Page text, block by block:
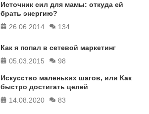
Источник сил для мамы: откуда ей
брать энергию?
26.06.2014
134
Как я попал в сетевой маркетинг
05.03.2015
98
Искусство маленьких шагов, или Как
быстро достигать целей
14.08.2020
83